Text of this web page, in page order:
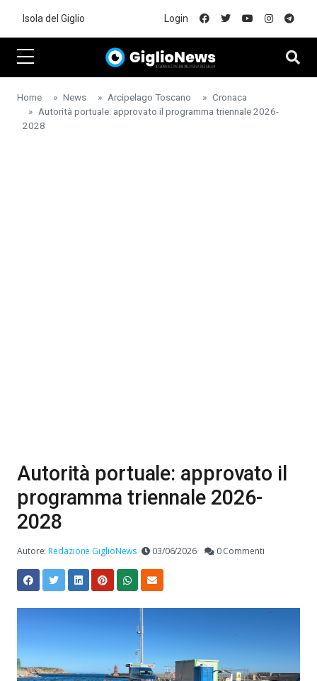
Isola del Giglio Login
Home News Arcipelago Toscano
Cronaca
Autorità portuale: approvato il programma triennale 2026-
2028
Autorità portuale: approvato il
programma triennale 2026-
2028
Autore:Redazione GiglioNews 03/06/2026 0 Commenti